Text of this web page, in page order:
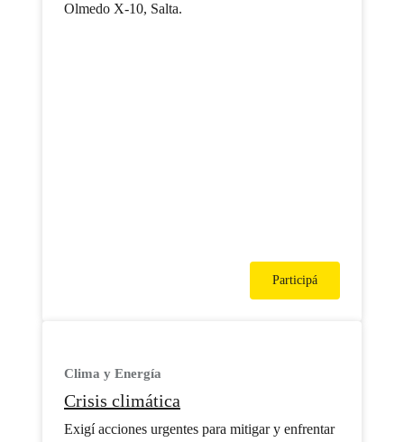
Olmedo X-10, Salta.
Participá
Clima y Energía
Crisis climática
Exigí acciones urgentes para mitigar y enfrentar